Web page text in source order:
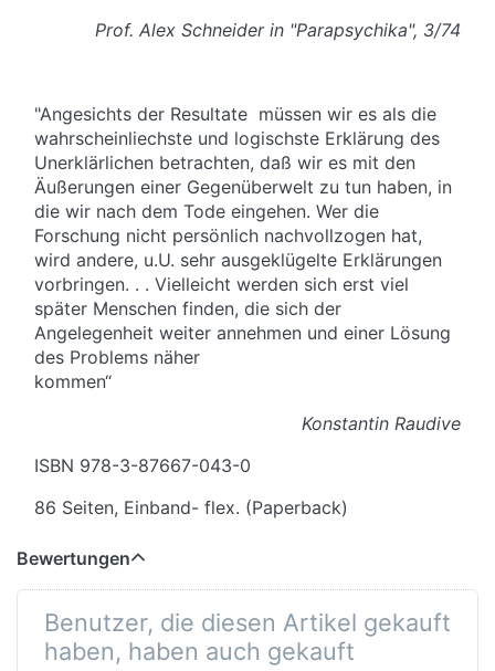
Prof. Alex Schneider in "Parapsychika", 3/74
"Angesichts der Resultate müssen wir es als die
wahrscheinliechste und logischste Erklärung des
Unerklärlichen betrachten, daß wir es mit den
Äußerungen einer Gegenüberwelt zu tun haben, in
die wir nach dem Tode eingehen. Wer die
Forschung nicht persönlich nachvollzogen hat,
wird andere, u.U. sehr ausgeklügelte Erklärungen
vorbringen. . . Vielleicht werden sich erst viel
später Menschen finden, die sich der
Angelegenheit weiter annehmen und einer Lösung
des Problems näher
kommen“
Konstantin Raudive
ISBN 978-3-87667-043-0
86 Seiten, Einband- flex. (Paperback)
Bewertungen
Benutzer, die diesen Artikel gekauft
haben, haben auch gekauft